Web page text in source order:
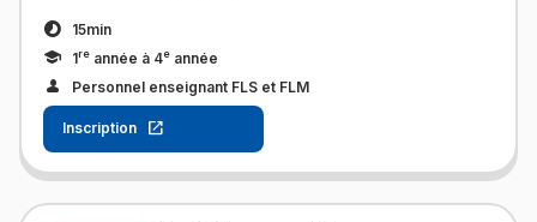
15min
1re année à 4e année
Personnel enseignant FLS et FLM
Inscription